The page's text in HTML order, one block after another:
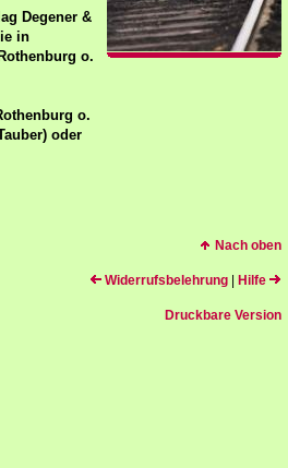
Degener &
in
o.
o.
oder
Nach oben
Widerrufsbelehrung Hilfe
Druckbare Version